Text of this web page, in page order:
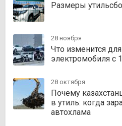
Размеры
28 ноября
Что изменится
электромобиля с
28 октября
Почему
в утиль: когда
автохлама